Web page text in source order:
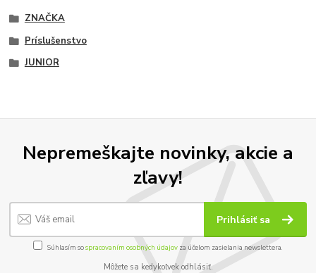
ZNAČKA
Príslušenstvo
JUNIOR
Nepremeškajte novinky, akcie a
zľavy!
Prihlásiť sa
Súhlasím sospracovaním osobných údajov za účelom zasielania newslettera.
Môžete sa kedykoľvek odhlásiť.